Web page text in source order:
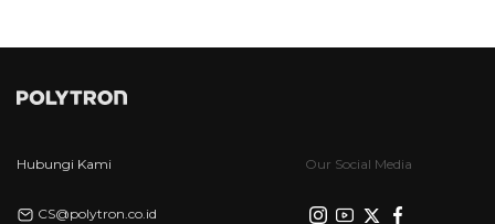
Hubungi Kami
CS@polytron.co.id
Our Social Media